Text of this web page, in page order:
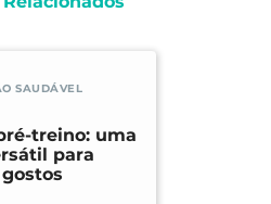
SAUDÁVEL
treino: uma
para